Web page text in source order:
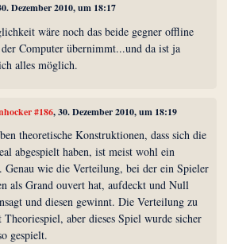
Dezember 2010, um 18:17
wäre noch das beide gegner offline
Computer übernimmt...und da ist ja
alles möglich.
#186, 30. Dezember 2010, um 18:19
theoretische Konstruktionen, dass sich die
abgespielt haben, ist meist wohl ein
Genau wie die Verteilung, bei der ein Spieler
als Grand ouvert hat, aufdeckt und Null
und diesen gewinnt. Die Verteilung zu
Theoriespiel, aber dieses Spiel wurde sicher
gespielt.